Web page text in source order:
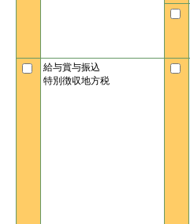
給与賞与振込
特別徴収地方税